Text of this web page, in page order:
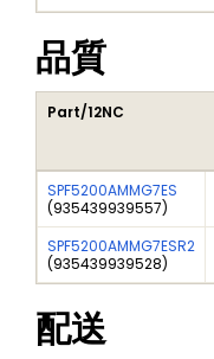
品質
Part/12NC
SPF5200AMMG7ES
(935439939557)
SPF5200AMMG7ESR2
(935439939528)
配送